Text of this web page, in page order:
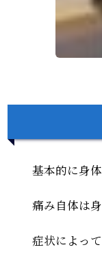
基本的に身
痛み自体は
症状によっ